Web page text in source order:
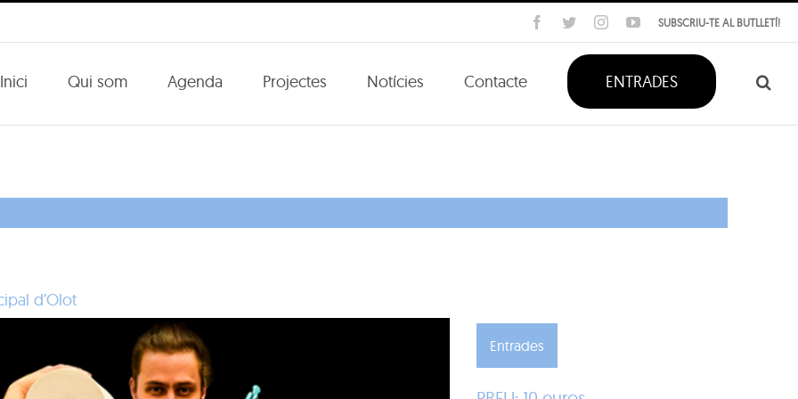
SUBSCRIU-TE AL BUTLLETÍ!
Facebook
TwitterInstagramYouTube
Inici Qui som Agenda Projectes Notícies Contacte ENTRADES
d’Olot
Entrades